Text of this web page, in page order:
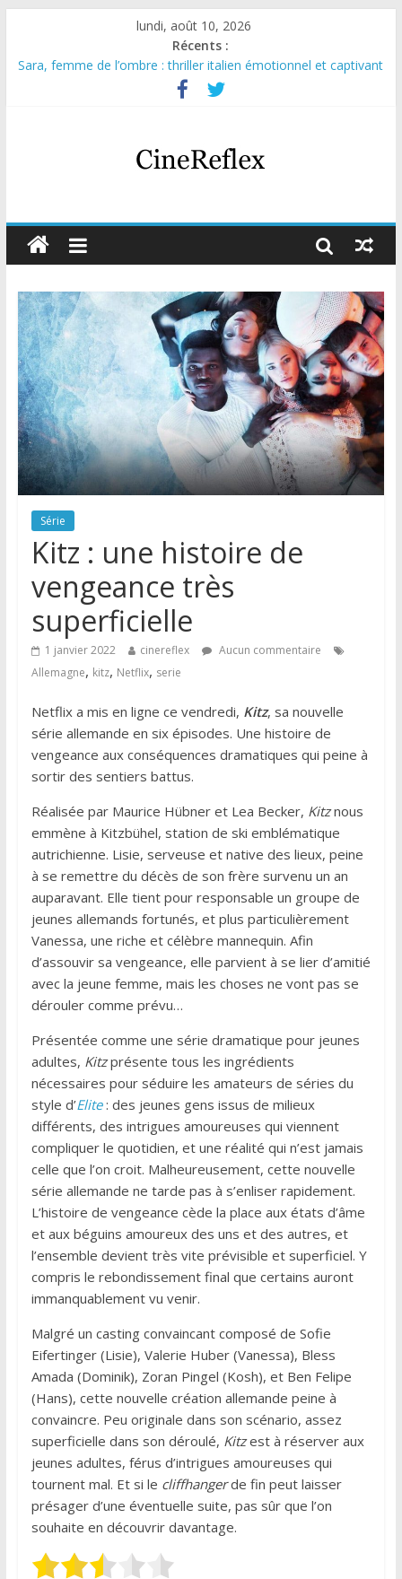
lundi, août 10, 2026
Récents :
Sara, femme de l’ombre : thriller italien émotionnel et captivant
Journal d’une fille larguée : nouvelle série suédoise sur Netflix
Aema : mini-série sur le tournage d’un film érotique devenu
Glass Heart : excellente série musicale avec Takeru Satō
Olympo, saison 1 : nouvelle série qui séduira les fans de
Série
Kitz : une histoire de
vengeance très
superficielle
1 janvier 2022 cinereflex
Aucun commentaire
Allemagne, kitz, Netflix, serie
Netflix a mis en ligne ce vendredi, Kitz, sa nouvelle
série allemande en six épisodes. Une histoire de
vengeance aux conséquences dramatiques qui peine à
sortir des sentiers battus.
Réalisée par Maurice Hübner et Lea Becker, Kitznous
emmène à Kitzbühel, station de ski emblématique
autrichienne. Lisie, serveuse et native des lieux, peine
à se remettre du décès de son frère survenu un an
auparavant. Elle tient pour responsable un groupe de
jeunes allemands fortunés, et plus particulièrement
Vanessa, une riche et célèbre mannequin. Afin
d’assouvir sa vengeance, elle parvient à se lier d’amitié
avec la jeune femme, mais les choses ne vont pas se
dérouler comme prévu…
Présentée comme une série dramatique pour jeunes
adultes, Kitzprésente tous les ingrédients
nécessaires pour séduire les amateurs de séries du
style d’Elite: des jeunes gens issus de milieux
différents, des intrigues amoureuses qui viennent
compliquer le quotidien, et une réalité qui n’est jamais
celle que l’on croit. Malheureusement, cette nouvelle
série allemande ne tarde pas à s’enliser rapidement.
L’histoire de vengeance cède la place aux états d’âme
et aux béguins amoureux des uns et des autres, et
l’ensemble devient très vite prévisible et superficiel. Y
compris le rebondissement final que certains auront
immanquablement vu venir.
Malgré un casting convaincant composé de Sofie
Eifertinger (Lisie), Valerie Huber (Vanessa), Bless
Amada (Dominik), Zoran Pingel (Kosh), et Ben Felipe
(Hans), cette nouvelle création allemande peine à
convaincre. Peu originale dans son scénario, assez
superficielle dans son déroulé, Kitzest à réserver aux
jeunes adultes, férus d’intrigues amoureuses qui
tournent mal. Et si le cliffhangerde fin peut laisser
présager d’une éventuelle suite, pas sûr que l’on
souhaite en découvrir davantage.